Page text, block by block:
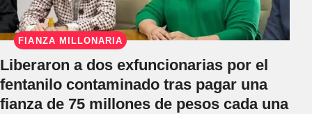
FIANZA MILLONARIA
Liberaron a dos exfuncionarias por el
fentanilo contaminado tras pagar una
fianza de 75 millones de pesos cada una